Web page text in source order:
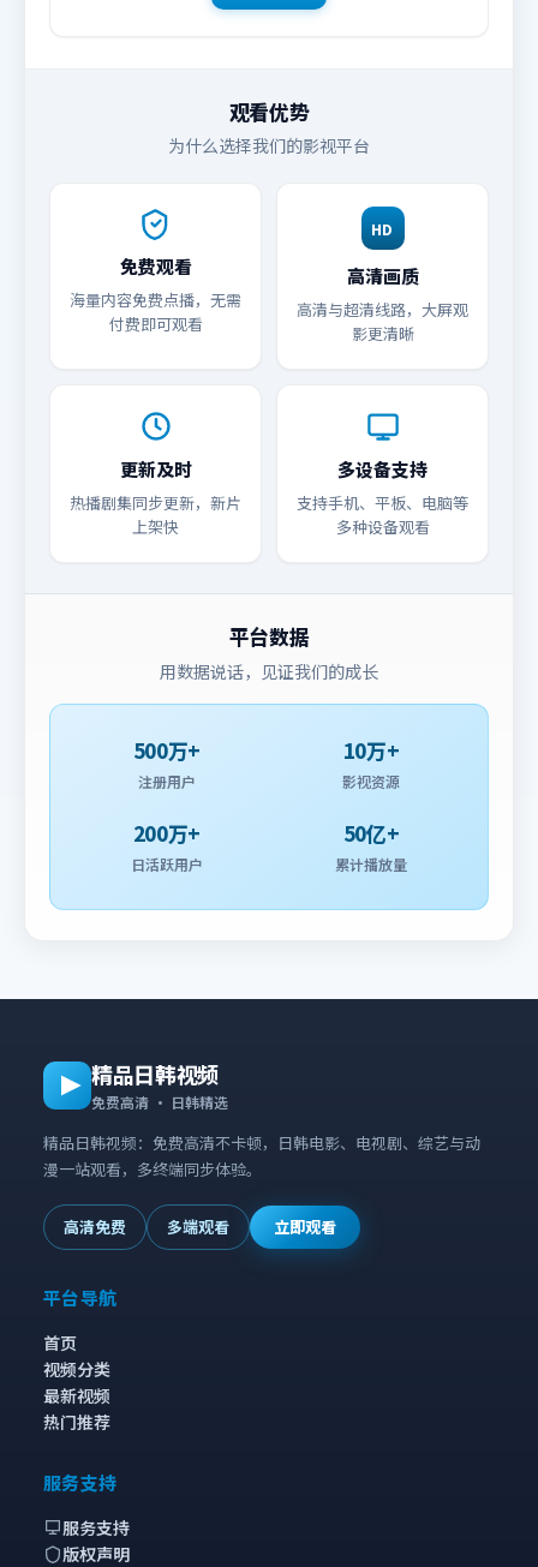
观看优势
为什么选择我们的影视平台
免费观看
海量内容免费点播，无需
付费即可观看
HD
高清画质
高清与超清线路，大屏观
影更清晰
更新及时
热播剧集同步更新，新片
上架快
多设备支持
支持手机、平板、电脑等
多种设备观看
平台数据
用数据说话，见证我们的成长
500万+
注册用户
10万+
影视资源
200万+
日活跃用户
50亿+
累计播放量
精品日韩视频
免费高清 · 日韩精选
精品日韩视频：免费高清不卡顿，日韩电影、电视剧、综艺与动
漫一站观看，多终端同步体验。
高清免费 多端观看 立即观看
平台导航
首页
视频分类
最新视频
热门推荐
服务支持
服务支持
版权声明